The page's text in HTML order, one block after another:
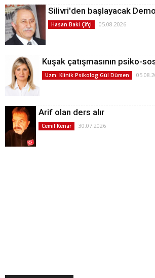
Silivri'den başlayacak
Hasan Baki Çifçi 05.08.2026
Kuşak çatışmasının psiko-
Uzm. Klinik Psikolog Gül Dümen
Arif olan ders alır
Cemil Kenar 30.07.2026